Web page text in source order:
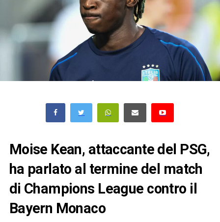
Moise Kean, attaccante del PSG,
ha parlato al termine del match
di Champions League contro il
Bayern Monaco